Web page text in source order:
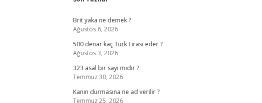
Sidebar
Brit yaka ne demek ?
Ağustos 6, 2026
500 denar kaç Türk Lirası eder ?
Ağustos 3, 2026
323 asal bir sayı mıdır ?
Temmuz 30, 2026
Kanın durmasına ne ad verilir ?
Temmuz 25, 2026